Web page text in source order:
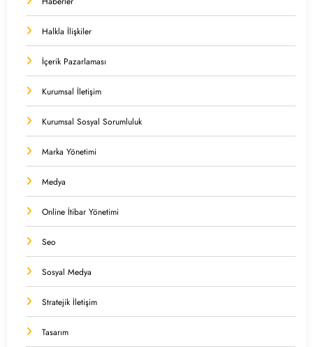
Halkla İlişkiler
İçerik Pazarlaması
Kurumsal İletişim
Kurumsal Sosyal Sorumluluk
Marka Yönetimi
Medya
Online İtibar Yönetimi
Seo
Sosyal Medya
Stratejik İletişim
Tasarım